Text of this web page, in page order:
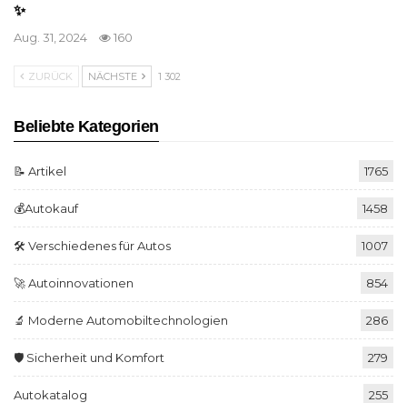
✨
Aug. 31, 2024 160
ZURÜCK NÄCHSTE 1 302
Beliebte Kategorien
📝 Artikel 1765
💰Autokauf 1458
🛠️ Verschiedenes für Autos 1007
🚀 Autoinnovationen 854
🔬 Moderne Automobiltechnologien 286
🛡️ Sicherheit und Komfort 279
Autokatalog 255